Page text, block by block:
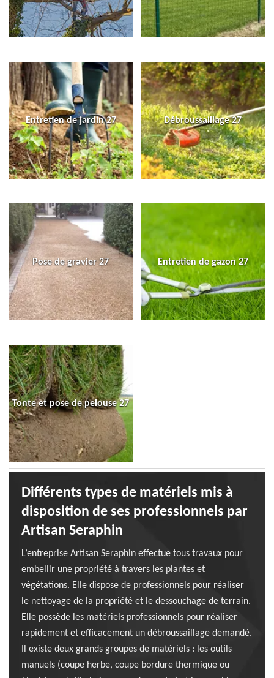
Entretien de jardin 27 Débroussaillage 27
Pose de gravier 27 Entretien de gazon 27
Tonte et pose de pelouse 27
Différents types de matériels mis à
disposition de ses professionnels par
Artisan Seraphin
L’entreprise Artisan Seraphin effectue tous travaux pour
embellir une propriété à travers les plantes et
végétations. Elle dispose de professionnels pour réaliser
le nettoyage de la propriété et le dessouchage de terrain.
Elle possède les matériels professionnels pour réaliser
rapidement et efficacement un débroussaillage demandé.
Il existe deux grands groupes de matériels : les outils
manuels (coupe herbe, coupe bordure thermique ou